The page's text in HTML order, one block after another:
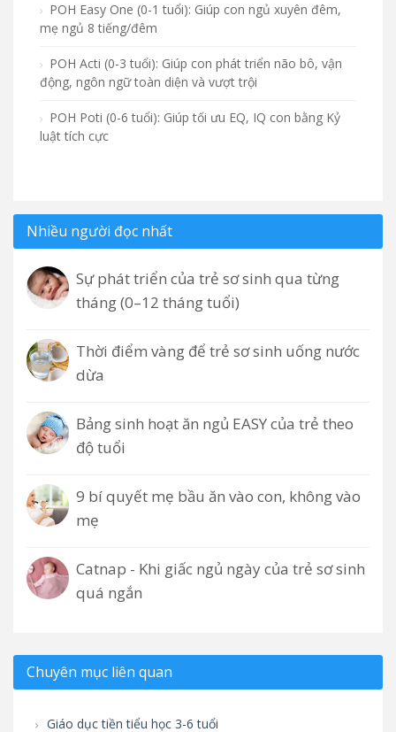
POH Easy One (0-1 tuổi): Giúp con ngủ xuyên đêm,
mẹ ngủ 8 tiếng/đêm
POH Acti (0-3 tuổi): Giúp con phát triển não bô, vận
động, ngôn ngữ toàn diện và vượt trội
POH Poti (0-6 tuổi): Giúp tối ưu EQ, IQ con bằng Kỷ
luật tích cực
Nhiều người đọc nhất
Sự phát triển của trẻ sơ sinh qua từng
tháng (0–12 tháng tuổi)
Thời điểm vàng để trẻ sơ sinh uống nước
dừa
Bảng sinh hoạt ăn ngủ EASY của trẻ theo
độ tuổi
9 bí quyết mẹ bầu ăn vào con, không vào
mẹ
Catnap - Khi giấc ngủ ngày của trẻ sơ sinh
quá ngắn
Chuyên mục liên quan
Giáo dục tiền tiểu học 3-6 tuổi